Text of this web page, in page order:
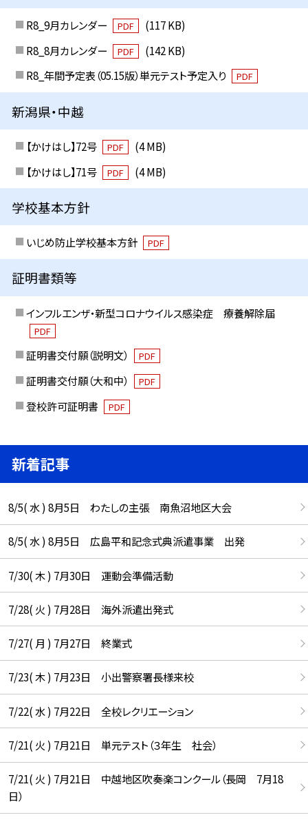
R8_9月カレンダー PDF
(117 KB)
R8_8月カレンダー
PDF
(142 KB)
R8_年間予定表（05.15版）単元テスト予定入り
PDF
新潟県・中越
【かけはし】72号 PDF
(4 MB)
【かけはし】71号
PDF (4 MB)
学校基本方針
いじめ防止学校基本方針 PDF
証明書類等
インフルエンザ・新型コロナウイルス感染症 療養解除届
PDF
証明書交付願（説明文） PDF
証明書交付願（大和中） PDF
登校許可証明書 PDF
新着記事
8/5( 水 ) 8月5日 わたしの主張 南魚沼地区大会
8/5( 水 ) 8月5日 広島平和記念式典派遣事業 出発
7/30( 木 ) 7月30日 運動会準備活動
7/28( 火 ) 7月28日 海外派遣出発式
7/27( 月 ) 7月27日 終業式
7/23( 木 ) 7月23日 小出警察署長様来校
7/22( 水 ) 7月22日 全校レクリエーション
7/21( 火 ) 7月21日 単元テスト（３年生 社会）
7/21( 火 ) 7月21日 中越地区吹奏楽コンクール（長岡 7月18
日）